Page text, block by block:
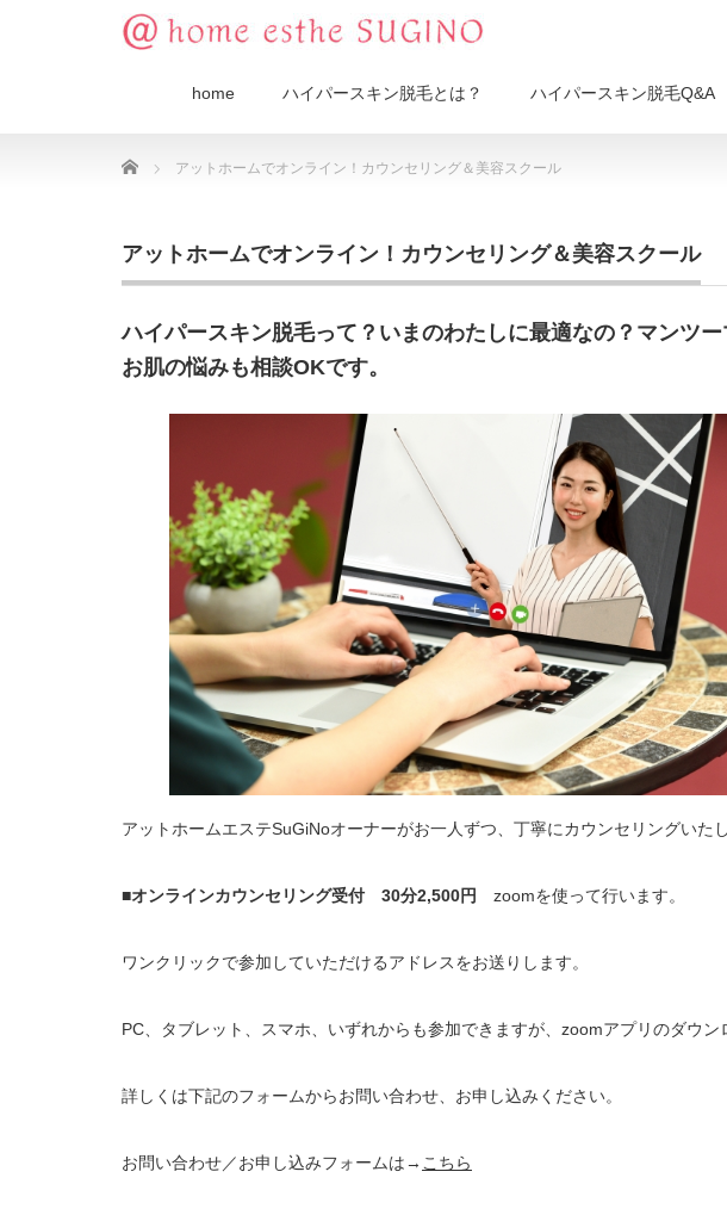
home ハイパースキン脱毛とは？ ハイパースキン脱毛Q&A
Home アットホームでオンライン！カウンセリング＆美容スクール
アットホームでオンライン！カウンセリング＆美容スクール
ハイパースキン脱毛って？いまのわたしに最適なの？マンツー
お肌の悩みも相談OKです。
アットホームエステSuGiNoオーナーがお一人ずつ、丁寧にカウンセリングいたし
■オンラインカウンセリング受付 30分2,500円 zoomを使って行います。
ワンクリックで参加していただけるアドレスをお送りします。
PC、タブレット、スマホ、いずれからも参加できますが、zoomアプリのダウン
詳しくは下記のフォームからお問い合わせ、お申し込みください。
お問い合わせ／お申し込みフォームは→ こちら